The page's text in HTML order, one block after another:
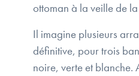
ottoman à la veille de
Il imagine plusieurs
définitive, pour trois
noire, verte et blanche.